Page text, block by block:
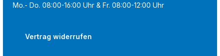
Mo.- Do. 08:00-16:00 Uhr & Fr. 08:00-12:00 Uhr
Vertrag widerrufen